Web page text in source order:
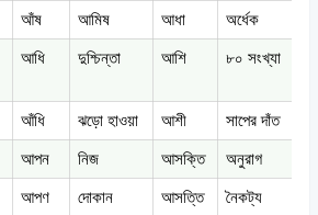
আঁষ আমিষ আধা অর্ধেক
আধি দুশ্চিন্তা আশি ৮০ সংখ্যা
আঁধি ঝড়ো হাওয়া আশী সাপের দাঁত
আপন নিজ আসক্তি অনুরাগ
আপণ দোকান আসত্তি নৈকট্য